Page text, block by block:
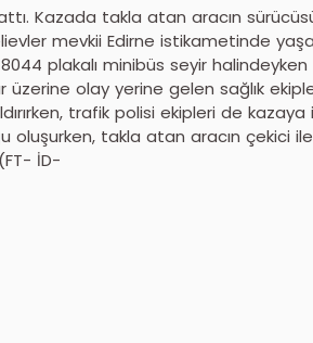
Kazada takla atan aracın
mevkii Edirne istikametinde
plakalı minibüs seyir halindeyken
olay yerine gelen sağlık
trafik polisi ekipleri de kazaya
oluşurken, takla atan aracın çekici
İD-